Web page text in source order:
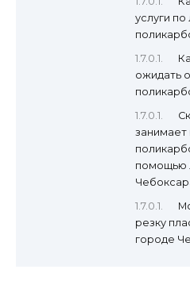
услуги
ожидать
занимает
помощью
резку
городе